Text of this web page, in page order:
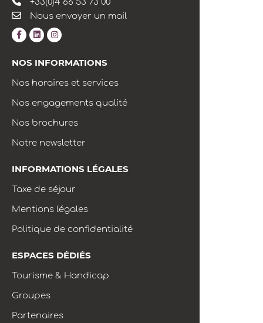
+33(0)4 66 53 73 00
Nous envoyer un mail
NOS INFORMATIONS
Nos horaires et services
Nos engagements qualité
Nos brochures
Notre newsletter
INFORMATIONS LÉGALES
Taxe de séjour
Mentions légales
Politique de confidentialité
ESPACES DÉDIÉS
Tourisme & Handicap
Groupes
Partenaires